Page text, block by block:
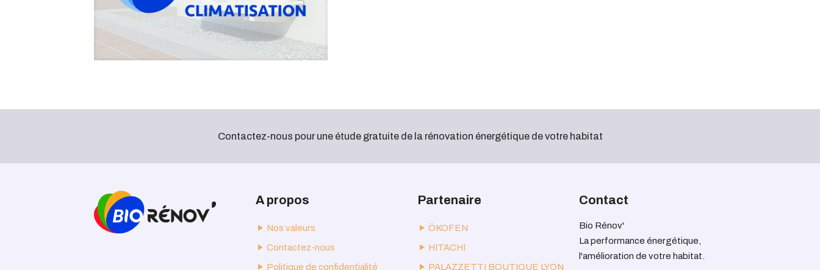
Contactez-nous pour une étude gratuite de la rénovation énergétique de votre habitat
A propos
Nos valeurs
Contactez-nous
Politique de confidentialité
Partenaire
ÖKOFEN
HITACHI
PALAZZETTI BOUTIQUE LYON
Contact
Bio Rénov'
La performance énergétique,
l'amélioration de votre habitat.